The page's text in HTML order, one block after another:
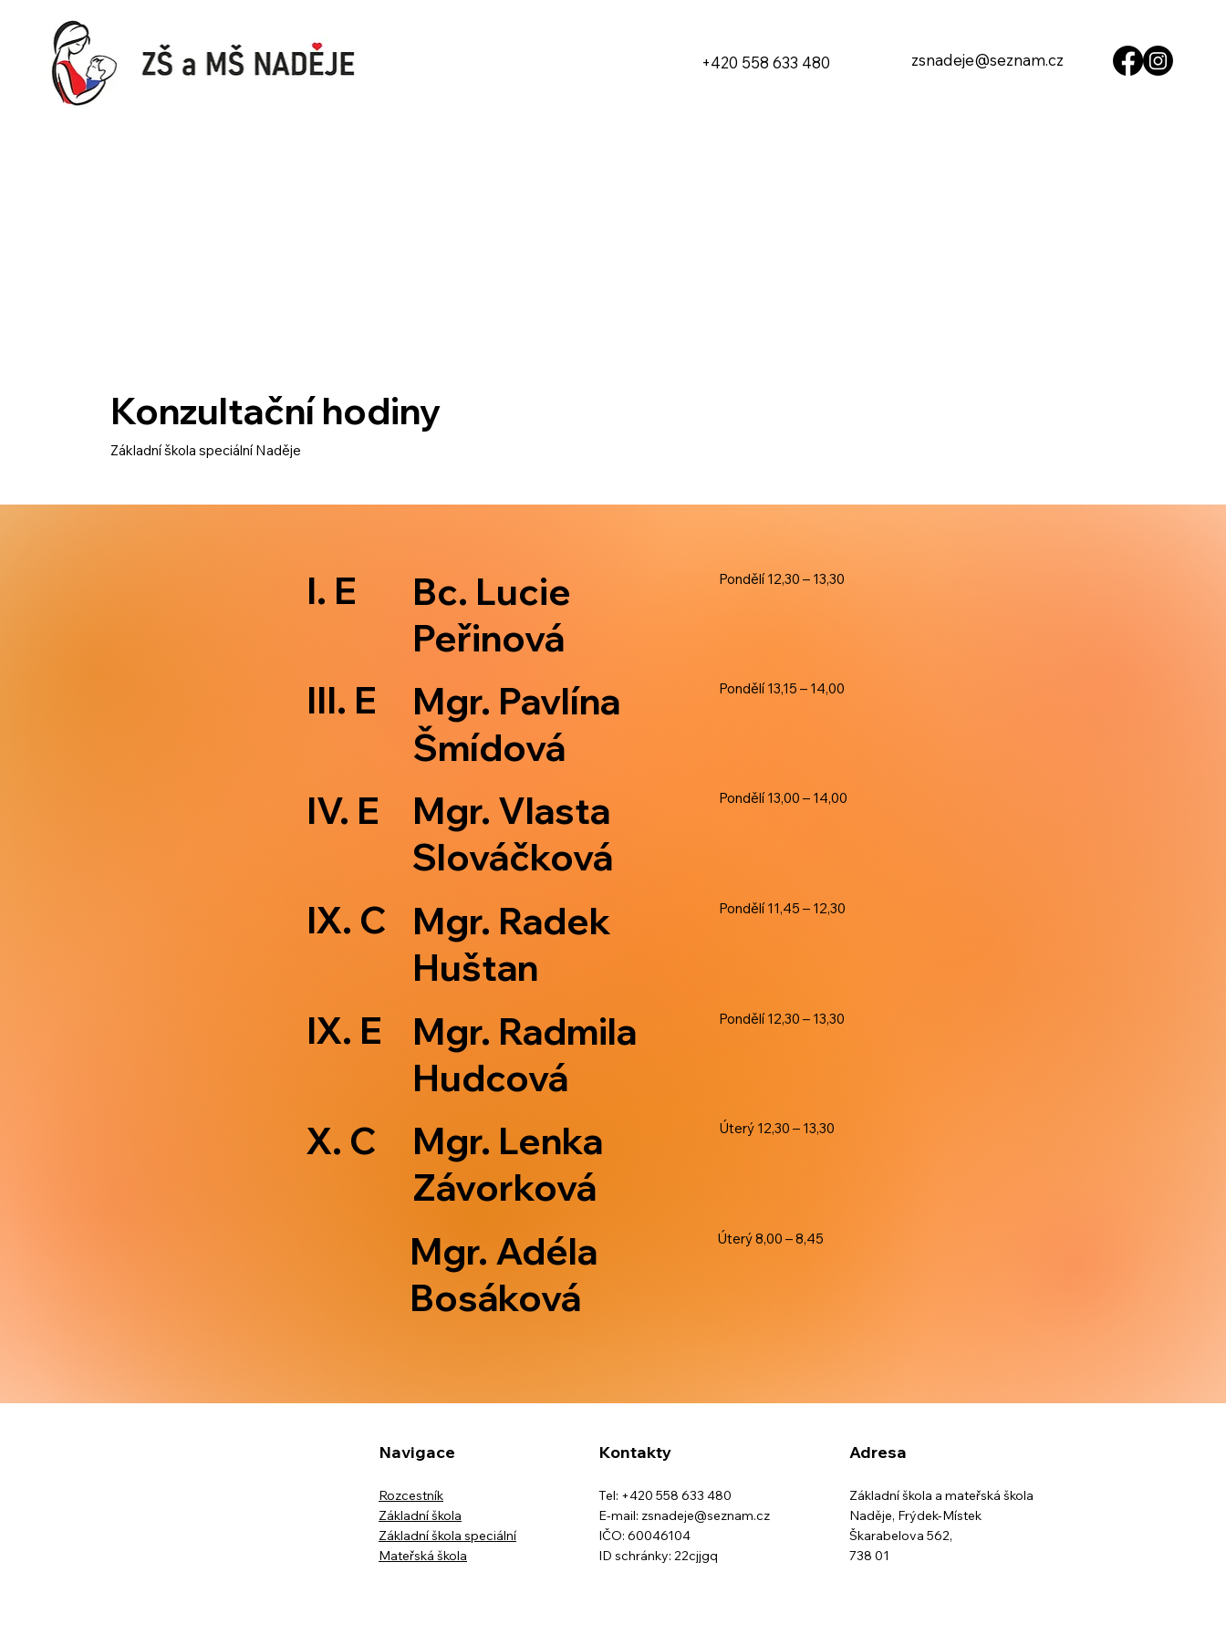
+420 558 633 480 zsnadeje@seznam.cz
Konzultační hodiny
Základní škola speciální Naděje
I. E
Bc. Lucie
Peřinová
Pondělí 12,30 – 13,30
III. E
Mgr. Pavlína
Šmídová
Pondělí 13,15 – 14,00
IV. E
Mgr. Vlasta
Slováčková
Pondělí 13,00 – 14,00
IX. C
Mgr. Radek
Huštan
Pondělí 11,45 – 12,30
IX. E
Mgr. Radmila
Hudcová
Pondělí 12,30 – 13,30
X. C
Mgr. Lenka
Závorková
Úterý 12,30 – 13,30
Mgr. Adéla
Bosáková
Úterý 8,00 – 8,45
Navigace
Rozcestník
Základní škola
Základní škola speciální
Mateřská škola
Kontakty
Tel: +420 558 633 480
E-mail: zsnadeje@seznam.cz
IČO: 60046104
ID schránky: 22cjjgq
Adresa
Základní škola a mateřská škola
Naděje, Frýdek-Místek
Škarabelova 562,
738 01